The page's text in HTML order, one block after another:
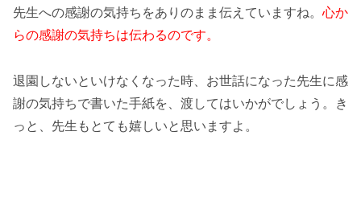
先生への感謝の気持ちをありのまま伝えていますね。 心か
らの感謝の気持ちは伝わるのです。
退園しないといけなくなった時、お世話になった先生に感
謝の気持ちで書いた手紙を、渡してはいかがでしょう。き
っと、先生もとても嬉しいと思いますよ。